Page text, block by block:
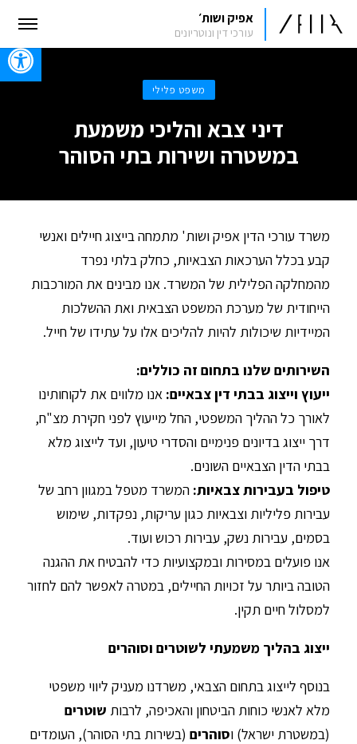
אפיק ושות׳
עורכי דין ונוטריונים
משפט פלילי
דיני צבא והליכי משמעת
במשטרה ושירות בתי הסוהר
משרד עורכי הדין אפיק ושות' מתמחה בייצוג חיילים ואנשי
קבע בכלל הערכאות הצבאיות, כחלק בלתי נפרד
מהמחלקה הפלילית של המשרד. אנו מבינים את המורכבות
הייחודית של מערכת המשפט הצבאית ואת ההשלכות
המיידיות שיכולות להיות להליכים אלו על עתידו של חייל.
השירותים שלנו בתחום זה כוללים:
ייעוץ וייצוג בבתי דין צבאיים: אנו מלווים את לקוחותינו
לאורך כל ההליך המשפטי, החל מייעוץ לפני חקירת מצ"ח,
דרך ייצוג בדיונים פנימיים והסדרי טיעון, ועד לייצוג מלא
בבתי הדין הצבאיים השונים.
טיפול בעבירות צבאיות: המשרד מטפל במגוון רחב של
עבירות פליליות וצבאיות כגון עריקות, נפקדות, שימוש
בסמים, עבירות נשק, עבירות רכוש ועוד.
אנו פועלים במסירות ובמקצועיות כדי להבטיח את ההגנה
הטובה ביותר על זכויות החיילים, במטרה לאפשר להם לחזור
למסלול חיים תקין.
ייצוג בהליך משמעתי לשוטרים וסוהרים
בנוסף לייצוג בתחום הצבאי, משרדנו מעניק ליווי משפטי
מלא לאנשי כוחות הביטחון והאכיפה, לרבות שוטרים
(במשטרת ישראל) וסוהרים(בשירות בתי הסוהר), העומדים